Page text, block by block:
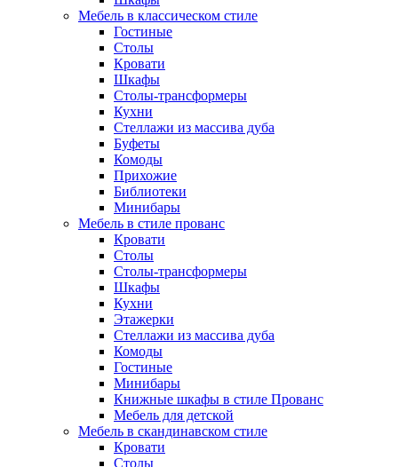
Мебель в классическом стиле
Гостиные
Столы
Кровати
Шкафы
Столы-трансформеры
Кухни
Стеллажи из массива дуба
Буфеты
Комоды
Прихожие
Библиотеки
Минибары
Мебель в стиле прованс
Кровати
Столы
Столы-трансформеры
Шкафы
Кухни
Этажерки
Стеллажи из массива дуба
Комоды
Гостиные
Минибары
Книжные шкафы в стиле Прованс
Мебель для детской
Мебель в скандинавском стиле
Кровати
Столы